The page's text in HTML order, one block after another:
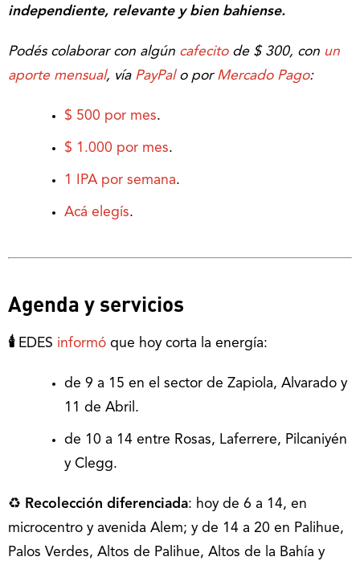
independiente, relevante y bien bahiense.
Podés colaborar con algún cafecitode $ 300, con un
aporte mensual, víaPayPalo porMercado Pago:
$ 500 por mes.
$ 1.000 por mes.
1 IPA por semana.
Acá elegís.
Agenda y servicios
🕯 EDES informó que hoy corta la energía:
de 9 a 15 en el sector de Zapiola, Alvarado y
11 de Abril.
de 10 a 14 entre Rosas, Laferrere, Pilcaniyén
y Clegg.
♻ Recolección diferenciada: hoy de 6 a 14, en
microcentro y avenida Alem; y de 14 a 20 en Palihue,
Palos Verdes, Altos de Palihue, Altos de la Bahía y